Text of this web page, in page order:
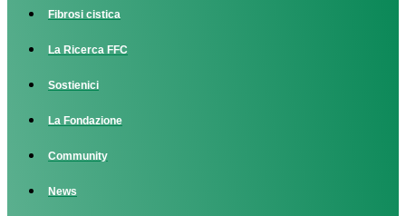
Fibrosi cistica
La Ricerca FFC
Sostienici
La Fondazione
Community
News